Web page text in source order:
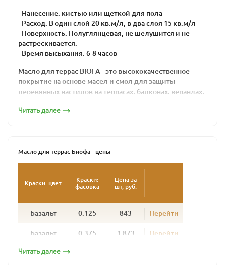
- Нанесение: кистью или щеткой для пола
- Расход: В один слой 20 кв.м/л, в два слоя 15 кв.м/л
- Поверхность: Полуглянцевая, не шелушится и не
растрескивается.
- Время высыхания: 6-8 часов
Масло для террас BIOFA - это высококачественное
покрытие на основе масел и смол для защиты
деревянных настилов на террасах, балконах, верандах,
поверхностей из европейских пород древесины.
ранее обработанной маслами. Глубоко пропитывая
образует пленки и позволяет дереву «дышать».
Продукт изготовлен из природных, натуральных
компонентов, не вызывает аллергической реакции как
поверхность от биопоражений: плесени, грибков и
Читать далее
Масло для террас Биофа - цены
Краски: цвет
Краски:
фасовка
Цена за
шт, руб.
Базальт 0.125 843 Перейти
Базальт 0.375 1 873 Перейти
Базальт
Читать далее